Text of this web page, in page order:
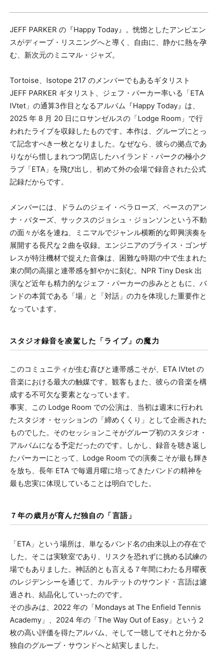
カセット
その他
メールアドレス（必須）
JEFF PARKER の『Happy Today』。恍惚としたアンビエン
スがディープ・リスニングへと導く、自由に、静かに熱を孕
む、新次元のミニマル・ジャズ。
Tortoise、Isotope 217 のメンバーでもあるギタリスト
JEFF PARKER ギタリスト、ジェフ・パーカー率いる「ETA
IVtet」の通算3作目となるアルバム『Happy Today』は、
2025 年 8 月 20 日にロサンゼルスの「Lodge Room」で行
われたライブを収録したものです。本作は、グループにとっ
て記念すべき一枚となりました。なぜなら、彼らの拠点であ
りながら惜しまれつつ閉店したハイランド・パークの極小ク
ラブ「ETA」を飛び出し、初めて外の会場で録音された公式
記録だからです。
メンバーには、ドラムのジェイ・ベラローズ、ベースのアン
ナ・バターズ、サックスのジョシュ・ジョンソンという不動
の面々が名を連ね、ミニマルでジャンル横断的な即興演奏を
展開する長尺な２曲を収録。エンジニアのブライス・ゴンザ
レスが特注機材で捉えた音像は、困難な時期の中で生まれた
束の間の高揚と連帯感を鮮やかに刻む。NPR Tiny Desk 出
演など近年も精力的なジェフ・パーカーの歩みとともに、バ
ンドの本質である「場」と「対話」の力を体現した重要作と
なっています。
スタジオ録音を凌駕した「ライブ」の魔力
このコミュニティが生む喜びと連帯感こそが、ETA IVtet の
音楽における最大の触媒です。観客もまた、彼らの音楽を構
成する不可欠な要素となっています。
事実、この Lodge Room での公演は、当初は週末に行われ
たスタジオ・セッションの「締めくくり」として企画された
ものでした。そのセッションこそがグループ初のスタジオ・
アルバムになる予定だったのです。しかし、録音を聴き返し
たパーカーにとって、Lodge Room での演奏こそが最も輝き
を放ち、長年 ETA で毎週月曜に培ってきたバンドの精神を
最も忠実に体現していることは明白でした。
７年の歳月が育んだ独自の「言語」
「ETA」という場所は、単なるバンド名の由来以上の存在で
した。そこは実験室であり、リスクを恐れずに挑める試練の
場でもありました。神話的とも言える７年間にわたる月曜夜
のレジデンシーを通じて、カルテットのサウンド・言語は濾
過され、結晶化していったのです。
その歩みは、2022 年の「Mondays at The Enfield Tennis
Academy」、2024 年の「The Way Out of Easy」という２
枚の高い評価を得たアルバム、そして一聴してそれと分かる
独自のグループ・サウンドへと結実しました。